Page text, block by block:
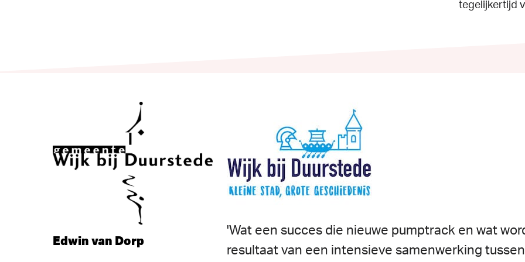
tegelijkertijd
Edwin van Dorp
'Wat een succes die nieuwe pumptrack en wat
resultaat van een intensieve samenwerking tussen